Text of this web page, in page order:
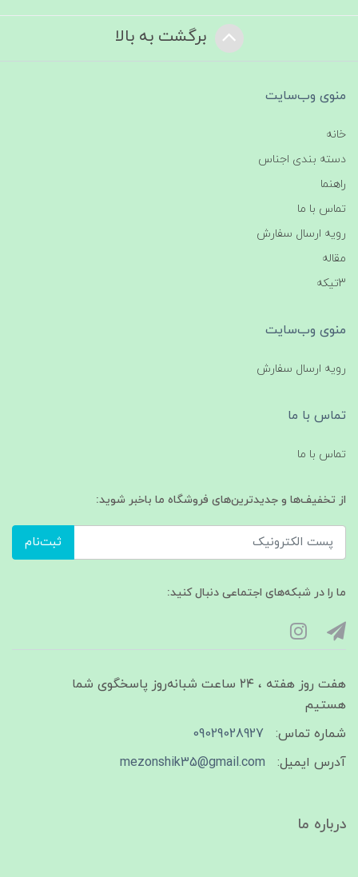
برگشت به بالا
منوی وب‌سایت
خانه
دسته بندی اجناس
راهنما
تماس با ما
رویه ارسال سفارش
مقاله
3تیکه
منوی وب‌سایت
رویه ارسال سفارش
تماس با ما
تماس با ما
از تخفیف‌ها و جدیدترین‌های فروشگاه ما باخبر شوید:
ثبت‌نام
ما را در شبکه‌های اجتماعی دنبال کنید:
هفت روز هفته ، ۲۴ ساعت شبانه‌روز پاسخگوی شما
هستیم
شماره تماس:
09029028927
آدرس ایمیل:
mezonshik35@gmail.com
درباره ما